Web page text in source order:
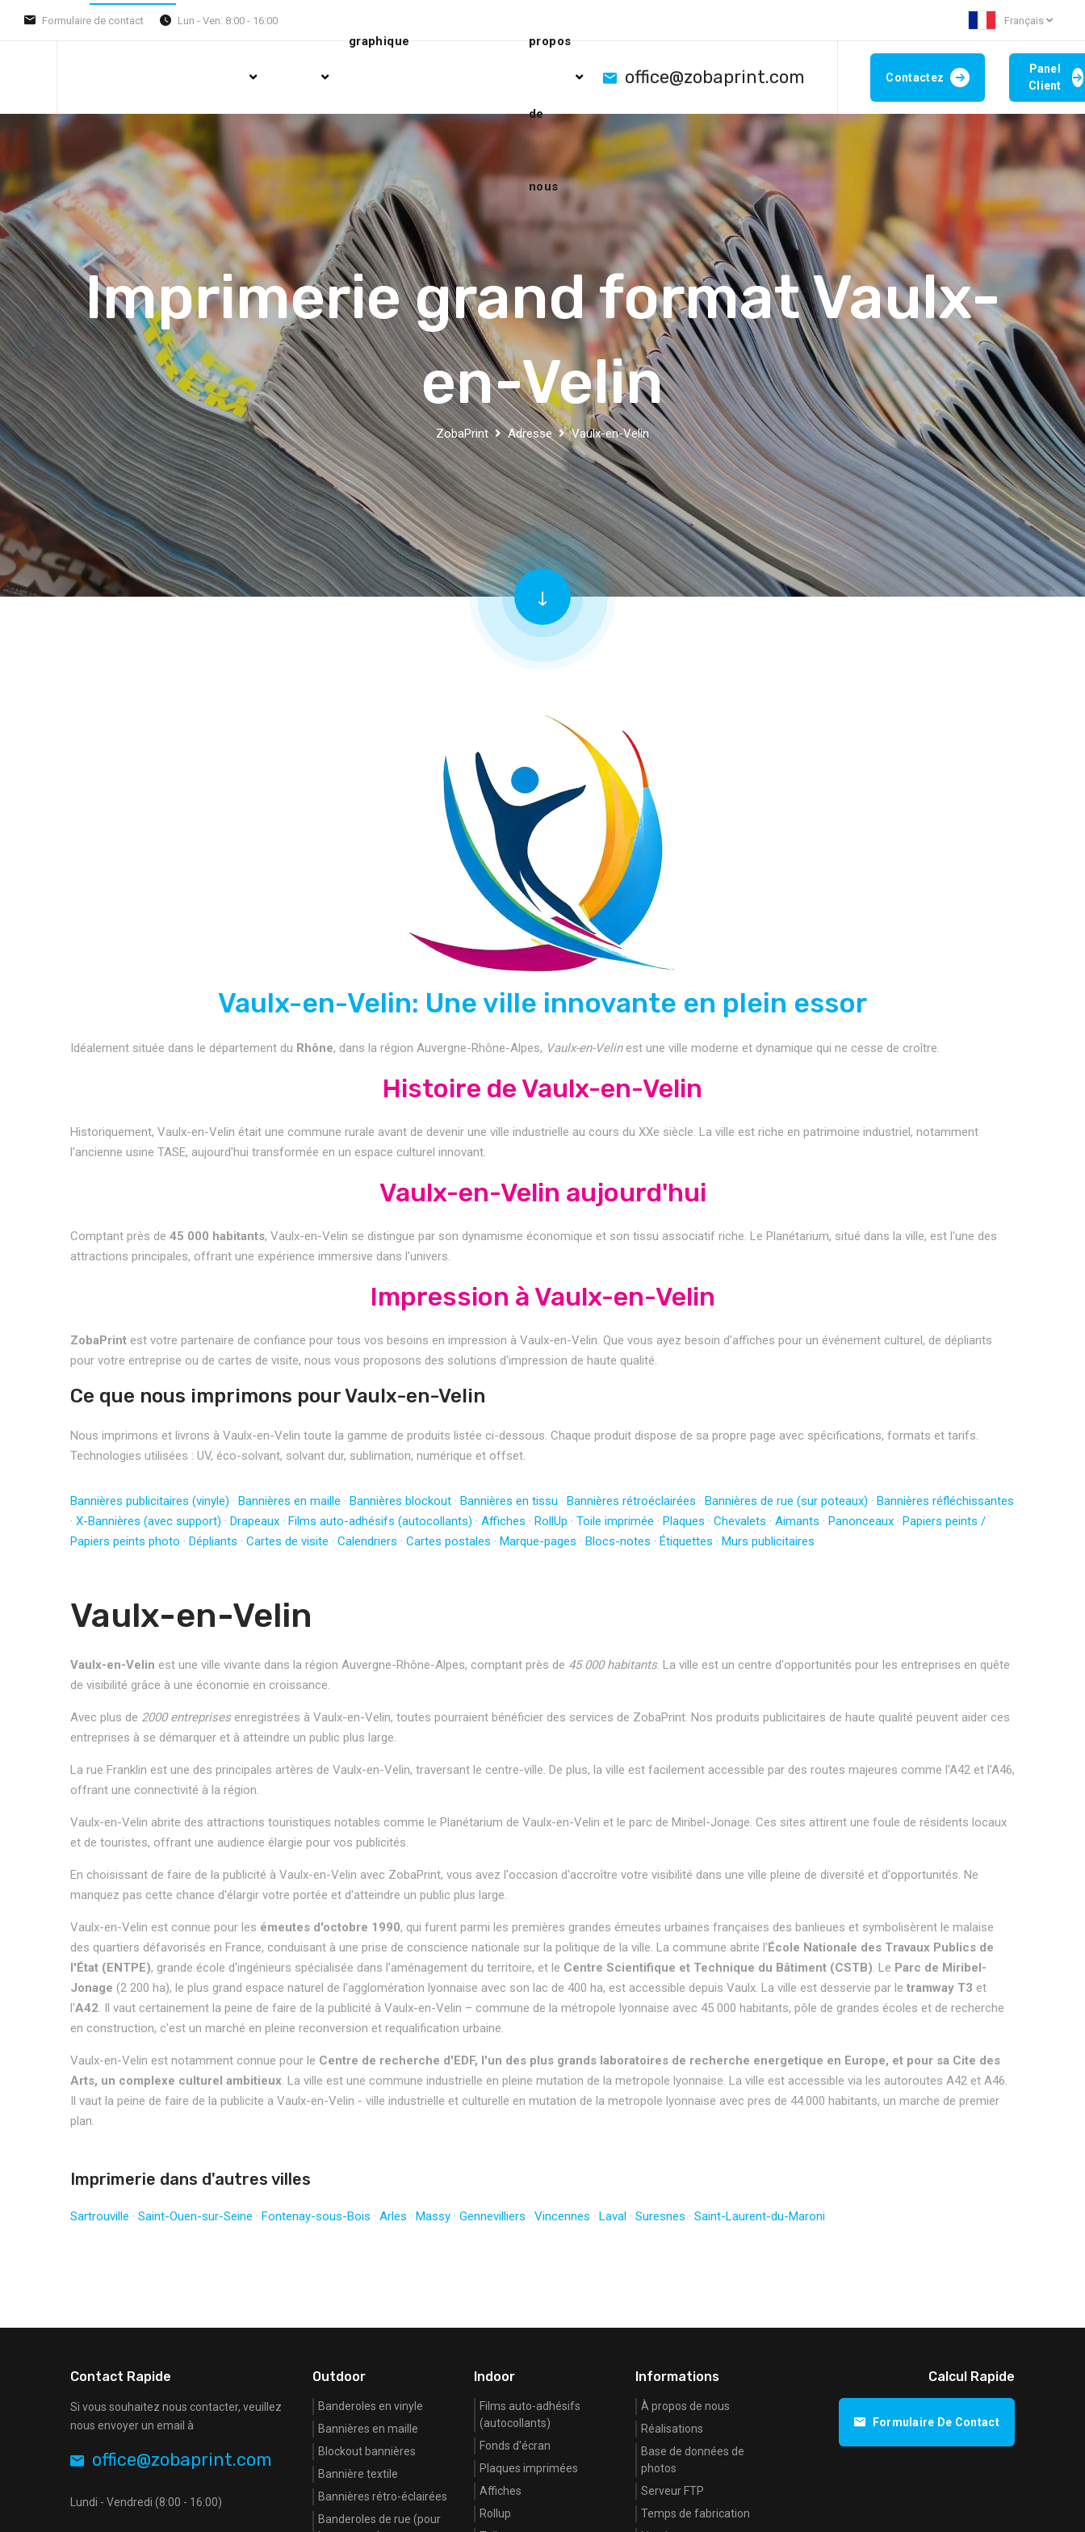
Formulaire de contact Lun - Ven: 8:00 - 16:00 Français
graphique propos
de
nous
office@zobaprint.com Contactez
Panel
Client
Imprimerie grand format Vaulx-
en-Velin
ZobaPrint Adresse Vaulx-en-Velin
Vaulx-en-Velin: Une ville innovante en plein essor
Idéalement située dans le département du Rhône, dans la région Auvergne-Rhône-Alpes, Vaulx-en-Velinest une ville moderne et dynamique qui ne cesse de croître.
Histoire de Vaulx-en-Velin
Historiquement, Vaulx-en-Velin était une commune rurale avant de devenir une ville industrielle au cours du XXe siècle. La ville est riche en patrimoine industriel, notamment
l'ancienne usine TASE, aujourd'hui transformée en un espace culturel innovant.
Vaulx-en-Velin aujourd'hui
Comptant près de 45 000 habitants, Vaulx-en-Velin se distingue par son dynamisme économique et son tissu associatif riche. Le Planétarium, situé dans la ville, est l'une des
attractions principales, offrant une expérience immersive dans l'univers.
Impression à Vaulx-en-Velin
ZobaPrint est votre partenaire de confiance pour tous vos besoins en impression à Vaulx-en-Velin. Que vous ayez besoin d'affiches pour un événement culturel, de dépliants
pour votre entreprise ou de cartes de visite, nous vous proposons des solutions d'impression de haute qualité.
Ce que nous imprimons pour Vaulx-en-Velin
Nous imprimons et livrons à Vaulx-en-Velin toute la gamme de produits listée ci-dessous. Chaque produit dispose de sa propre page avec spécifications, formats et tarifs.
Technologies utilisées : UV, éco-solvant, solvant dur, sublimation, numérique et offset.
Bannières publicitaires (vinyle) · Bannières en maille · Bannières blockout · Bannières en tissu · Bannières rétroéclairées · Bannières de rue (sur poteaux) · Bannières réfléchissantes
· X-Bannières (avec support) · Drapeaux · Films auto-adhésifs (autocollants) · Affiches · RollUp · Toile imprimée · Plaques · Chevalets · Aimants · Panonceaux · Papiers peints /
Papiers peints photo · Dépliants · Cartes de visite · Calendriers · Cartes postales · Marque-pages · Blocs-notes · Étiquettes · Murs publicitaires
Vaulx-en-Velin
Vaulx-en-Velin est une ville vivante dans la région Auvergne-Rhône-Alpes, comptant près de 45 000 habitants. La ville est un centre d'opportunités pour les entreprises en quête
de visibilité grâce à une économie en croissance.
Avec plus de 2000 entreprisesenregistrées à Vaulx-en-Velin, toutes pourraient bénéficier des services de ZobaPrint. Nos produits publicitaires de haute qualité peuvent aider ces
entreprises à se démarquer et à atteindre un public plus large.
La rue Franklin est une des principales artères de Vaulx-en-Velin, traversant le centre-ville. De plus, la ville est facilement accessible par des routes majeures comme l'A42 et l'A46,
offrant une connectivité à la région.
Vaulx-en-Velin abrite des attractions touristiques notables comme le Planétarium de Vaulx-en-Velin et le parc de Miribel-Jonage. Ces sites attirent une foule de résidents locaux
et de touristes, offrant une audience élargie pour vos publicités.
En choisissant de faire de la publicité à Vaulx-en-Velin avec ZobaPrint, vous avez l'occasion d'accroître votre visibilité dans une ville pleine de diversité et d'opportunités. Ne
manquez pas cette chance d'élargir votre portée et d'atteindre un public plus large.
Vaulx-en-Velin est connue pour les émeutes d'octobre 1990, qui furent parmi les premières grandes émeutes urbaines françaises des banlieues et symbolisèrent le malaise
des quartiers défavorisés en France, conduisant à une prise de conscience nationale sur la politique de la ville. La commune abrite l'École Nationale des Travaux Publics de
l'État (ENTPE), grande école d'ingénieurs spécialisée dans l'aménagement du territoire, et le Centre Scientifique et Technique du Bâtiment (CSTB). Le Parc de Miribel-
Jonage (2 200 ha), le plus grand espace naturel de l'agglomération lyonnaise avec son lac de 400 ha, est accessible depuis Vaulx. La ville est desservie par le tramway T3 et
l'A42. Il vaut certainement la peine de faire de la publicité à Vaulx-en-Velin – commune de la métropole lyonnaise avec 45 000 habitants, pôle de grandes écoles et de recherche
en construction, c'est un marché en pleine reconversion et requalification urbaine.
Vaulx-en-Velin est notamment connue pour le Centre de recherche d'EDF, l'un des plus grands laboratoires de recherche energetique en Europe, et pour sa Cite des
Arts, un complexe culturel ambitieux. La ville est une commune industrielle en pleine mutation de la metropole lyonnaise. La ville est accessible via les autoroutes A42 et A46.
Il vaut la peine de faire de la publicite a Vaulx-en-Velin - ville industrielle et culturelle en mutation de la metropole lyonnaise avec pres de 44.000 habitants, un marche de premier
plan.
Imprimerie dans d'autres villes
Sartrouville · Saint-Ouen-sur-Seine · Fontenay-sous-Bois · Arles · Massy · Gennevilliers · Vincennes · Laval · Suresnes · Saint-Laurent-du-Maroni
Contact Rapide
Si vous souhaitez nous contacter, veuillez
nous envoyer un email à
office@zobaprint.com
Lundi - Vendredi (8:00 - 16:00)
Outdoor
Banderoles en vinyle
Bannières en maille
Blockout bannières
Bannière textile
Bannières rétro-éclairées
Banderoles de rue (pour
Indoor
Films auto-adhésifs
(autocollants)
Fonds d'écran
Plaques imprimées
Affiches
Rollup
Informations
À propos de nous
Réalisations
Base de données de
photos
Serveur FTP
Temps de fabrication
Calcul Rapide
Formulaire De Contact